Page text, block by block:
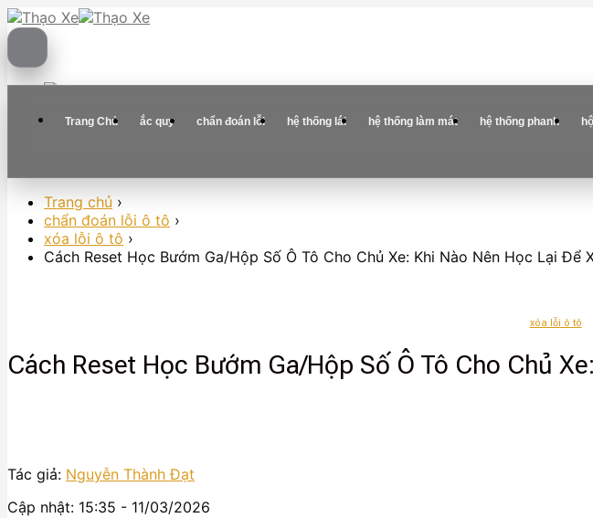
Skip
to
Trang Chủ ắc quy chẩn đoán lỗi hệ thống lái hệ thống làm mát hệ thống phanh
Trang chủ ›
chẩn đoán lỗi ô tô ›
xóa lỗi ô tô ›
Cách Reset Học Bướm Ga/Hộp Số Ô Tô Cho Chủ Xe: Khi Nào Nên Học Lại Để
xóa lỗi ô tô
Cách Reset Học Bướm Ga/Hộp Số Ô Tô Cho Chủ
Tác giả: Nguyễn Thành Đạt
Cập nhật: 15:35 - 11/03/2026